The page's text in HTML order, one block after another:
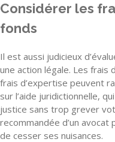
Considérer les
fonds
Il est aussi judicieux
une action légale. Les frais
frais d’expertise peuvent
sur l’aide juridictionnelle,
justice sans trop grever
recommandée d’un
de cesser ses nuisances.